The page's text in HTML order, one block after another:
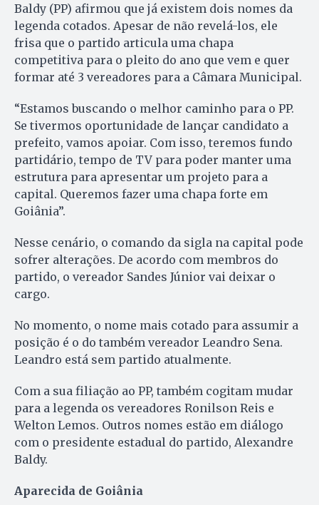
Baldy (PP) afirmou que já existem dois nomes da
legenda cotados. Apesar de não revelá-los, ele
frisa que o partido articula uma chapa
competitiva para o pleito do ano que vem e quer
formar até 3 vereadores para a Câmara Municipal.
“Estamos buscando o melhor caminho para o PP.
Se tivermos oportunidade de lançar candidato a
prefeito, vamos apoiar. Com isso, teremos fundo
partidário, tempo de TV para poder manter uma
estrutura para apresentar um projeto para a
capital. Queremos fazer uma chapa forte em
Goiânia”.
Nesse cenário, o comando da sigla na capital pode
sofrer alterações. De acordo com membros do
partido, o vereador Sandes Júnior vai deixar o
cargo.
No momento, o nome mais cotado para assumir a
posição é o do também vereador Leandro Sena.
Leandro está sem partido atualmente.
Com a sua filiação ao PP, também cogitam mudar
para a legenda os vereadores Ronilson Reis e
Welton Lemos. Outros nomes estão em diálogo
com o presidente estadual do partido, Alexandre
Baldy.
Aparecida de Goiânia